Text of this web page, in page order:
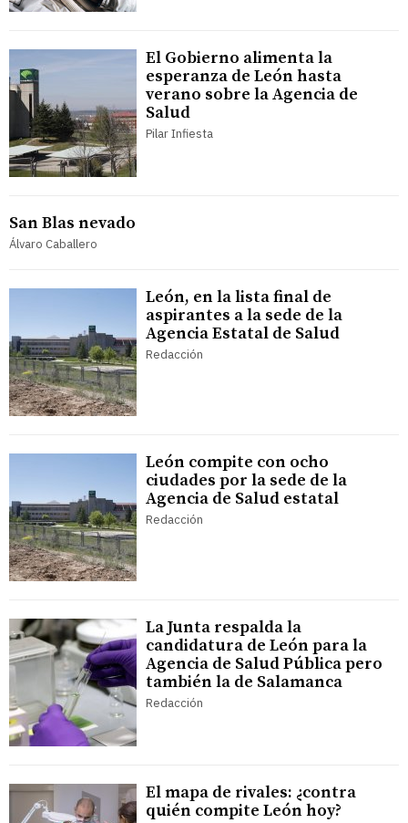
El Gobierno alimenta la
esperanza de León hasta
verano sobre la Agencia de
Salud
Pilar Infiesta
San Blas nevado
Álvaro Caballero
León, en la lista final de
aspirantes a la sede de la
Agencia Estatal de Salud
Redacción
León compite con ocho
ciudades por la sede de la
Agencia de Salud estatal
Redacción
La Junta respalda la
candidatura de León para la
Agencia de Salud Pública pero
también la de Salamanca
Redacción
El mapa de rivales: ¿contra
quién compite León hoy?